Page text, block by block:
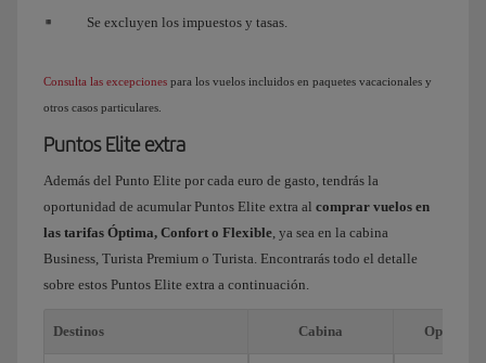
Se excluyen los impuestos y tasas.
Consulta las excepciones para los vuelos incluidos en paquetes vacacionales y
otros casos particulares.
Puntos Elite extra
Además del Punto Elite por cada euro de gasto, tendrás la
oportunidad de acumular Puntos Elite extra al comprar vuelos en
las tarifas Óptima, Confort o Flexible , ya sea en la cabina
Business, Turista Premium o Turista. Encontrarás todo el detalle
sobre estos Puntos Elite extra a continuación.
Destinos Cabina Optima